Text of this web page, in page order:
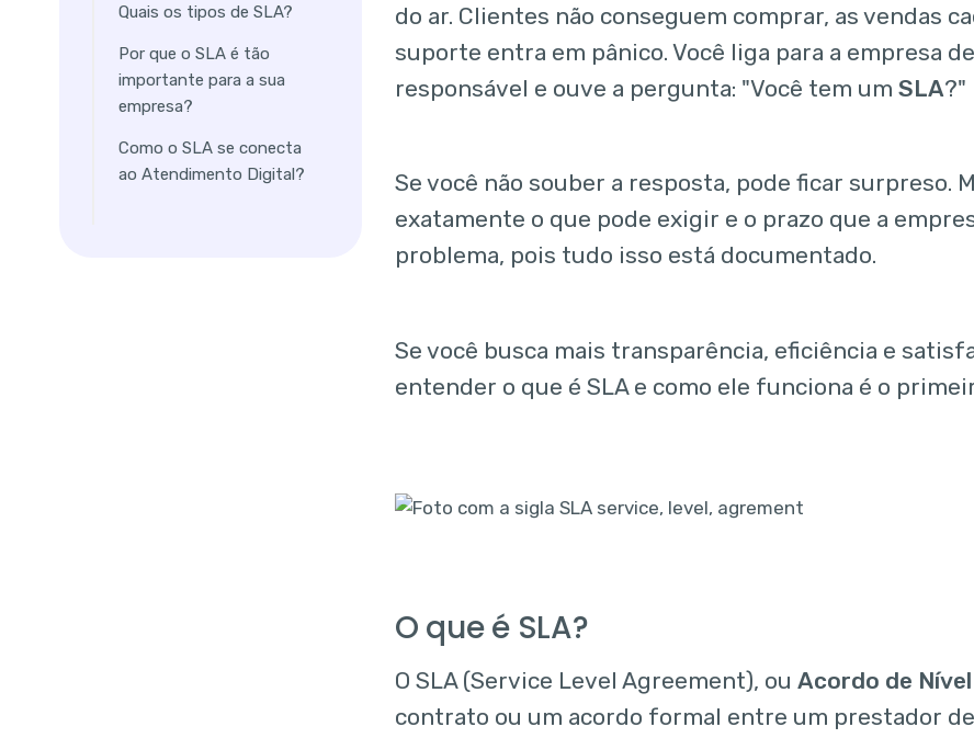
Quais os tipos de SLA?
Por que o SLA é tão
importante para a sua
empresa?
Como o SLA se conecta
ao Atendimento Digital?
do ar. Clientes não conseguem comprar, as vendas
suporte entra em pânico. Você liga para a empresa
responsável e ouve a pergunta: "Você tem um SLA?"
Se você não souber a resposta, pode ficar surpreso.
exatamente o que pode exigir e o prazo que a
problema, pois tudo isso está documentado.
Se você busca mais transparência, eficiência e
entender o que é SLA e como ele funciona é o
O que é SLA?
O SLA (Service Level Agreement), ou Acordo de
contrato ou um acordo formal entre um prestador